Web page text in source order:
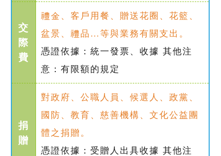
交
際
費
禮金、客戶用餐、贈送花圈、花籃、
盆景、禮品…等與業務有關支出。
憑證依據：統一發票、收據 其他注
意：有限額的規定
捐
贈
對政府、公職人員、候選人、政黨、
國防、教育、慈善機構、文化公益團
體之捐贈。
憑證依據：受贈人出具收據 其他注